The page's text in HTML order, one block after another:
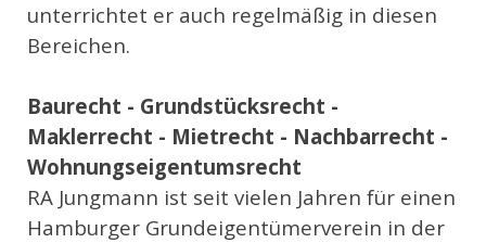
unterrichtet er auch regelmäßig in diesen
Bereichen.
Baurecht - Grundstücksrecht -
Maklerrecht - Mietrecht - Nachbarrecht -
Wohnungseigentumsrecht
RA Jungmann ist seit vielen Jahren für einen
Hamburger Grundeigentümerverein in der